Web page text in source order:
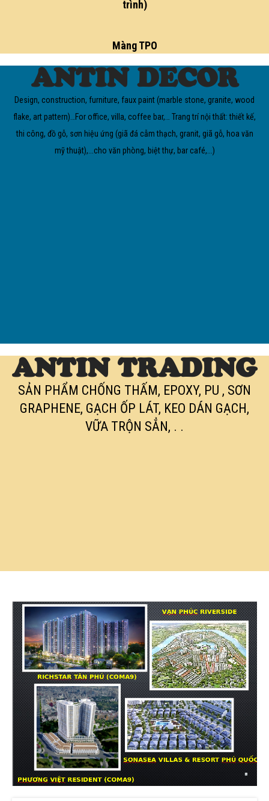
trình)
Màng TPO
ANTIN DECOR
Design, construction, furniture, faux paint (marble stone, granite, wood
flake, art pattern)…For office, villa, coffee bar,… Trang trí nội thất: thiết kế,
thi công, đồ gỗ, sơn hiệu ứng (giã đá cẫm thạch, granit, giã gỗ, hoa văn
mỹ thuật),...cho văn phòng, biệt thự, bar café,...)
ANTIN TRADING
SẢN PHẨM CHỐNG THẤM, EPOXY, PU , SƠN
GRAPHENE, GẠCH ỐP LÁT, KEO DÁN GẠCH,
VỮA TRỘN SẲN, . .